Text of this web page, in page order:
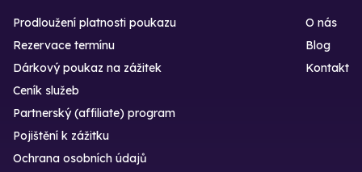
Prodloužení platnosti poukazu
Rezervace termínu
Dárkový poukaz na zážitek
O nás
Blog
Kontakt
Ceník služeb
Partnerský (affiliate) program
Pojištění k zážitku
Ochrana osobních údajů